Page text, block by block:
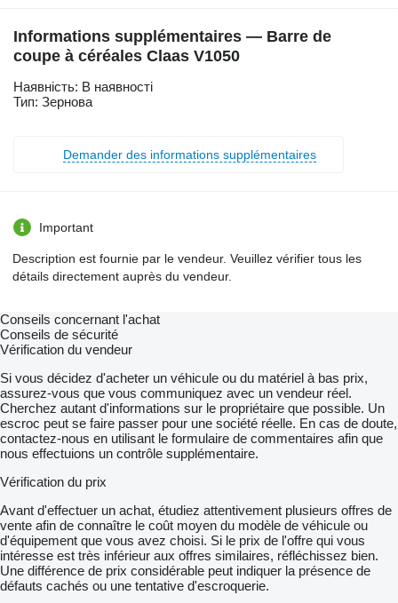
Informations supplémentaires — Barre de
coupe à céréales Claas V1050
Наявність: В наявності
Тип: Зернова
Demander des informations supplémentaires
Important
Description est fournie par le vendeur. Veuillez vérifier tous les
détails directement auprès du vendeur.
Conseils concernant l'achat
Conseils de sécurité
Vérification du vendeur
Si vous décidez d'acheter un véhicule ou du matériel à bas prix,
assurez-vous que vous communiquez avec un vendeur réel.
Cherchez autant d'informations sur le propriétaire que possible. Un
escroc peut se faire passer pour une société réelle. En cas de doute,
contactez-nous en utilisant le formulaire de commentaires afin que
nous effectuions un contrôle supplémentaire.
Vérification du prix
Avant d'effectuer un achat, étudiez attentivement plusieurs offres de
vente afin de connaître le coût moyen du modèle de véhicule ou
d'équipement que vous avez choisi. Si le prix de l'offre qui vous
intéresse est très inférieur aux offres similaires, réfléchissez bien.
Une différence de prix considérable peut indiquer la présence de
défauts cachés ou une tentative d'escroquerie.